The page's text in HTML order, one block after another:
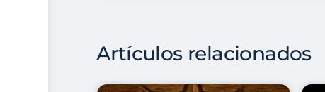
Artículos relacionados